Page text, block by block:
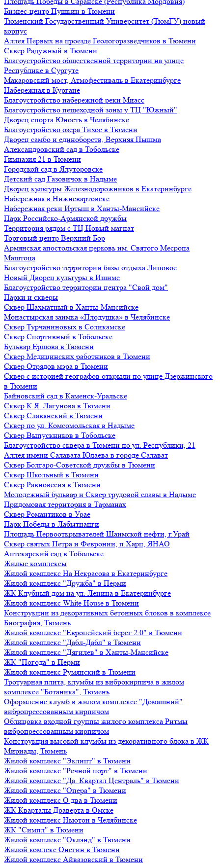
Бизнес-центр Пушкин в Тюмени
Тюменский Государственный Университет (ТюмГУ) новый
корпус
Аллея Первых на проезде Геологоразведчиков в Тюмени
Сквер Радужный в Тюмени
Благоустройство общественной территории на улице
Республике в Сургуте
Макаровский мост, Атмофестиваль в Екатеринбурге
Набережная в Кургане
Благоустройство набережной реки Миасс
Благоустройство пешеходной зоны у ТЦ "Южный"
Дворец спорта Юность в Челябинске
Благоустройство озера Тихое в Тюмени
Дворец самбо и единоборств, Верхняя Пышма
Александровский сад в Тобольске
Гимназия 21 в Тюмени
Городской сад в Ялуторовске
Детский сад Газовичок в Надыме
Дворец культуры Железнодорожников в Екатеринбурге
Набережная в Нижневартовске
Набережная реки Иртыш в Ханты-Мансийске
Парк Российско-Армянской дружбы
Территория рядом с ТЦ Новый магнат
Торговый центр Верхний Бор
Армянская апостольская церковь им. Святого Месропа
Маштоца
Благоустройство территории базы отдыха Липовое
Нoвый Двoрeц культуры в Ишимe
Благоустройство территории центра "Свой дом"
Парки и скверы
Сквер Шахматный в Ханты-Мансийске
Монастырская заимка «Плодушка» в Челябинске
Сквер Турчаниновых в Соликамске
Сквер Спортивный в Тобольске
Бульвар Ершова в Тюмени
Сквер Медицинских работников в Тюмени
Сквер Отрядов мэра в Тюмени
Сквер с историей географов открыли по улице Дзержинского
в Тюмени
Байновский сад в Каменск-Уральске
Сквер К.Я. Лагунова в Тюмени
Сквер Славянский в Тюмени
Сквер по ул. Комсомольская в Надыме
Сквер Выпускников в Тобольске
Благоустройство сквера в Тюмени по ул. Республики, 21
Аллея имени Салавата Юлаева в городе Салават
Сквер Болгаро-Советской дружбы в Тюмени
Сквер Школьный в Тюмени
Сквер Равновесия в Тюмени
Молодежный бульвар и Сквер трудовой славы в Надыме
Придомовая территория в Тарманах
Сквер Романтиков в Урае
Парк Победы в Лабытнанги
Площадь Первооткрывателей Шаимской нефти, г.Урай
Сквер святых Петра и Февронии, п.Харп, ЯНАО
Аптекарский сад в Тобольске
Жилые комплексы
Жилой комплекс На Некрасова в Екатеринбурге
Жилой комплекс "Дружба" в Перми
ЖК Клубный дом на ул. Ленина в Екатеринбурге
Жилой комплекс White House в Тюмени
Конструкции из декоративных бетонных блоков в комплексе
Биография, Тюмень
Жилой комплекс "Европейский берег 2.0" в Тюмени
Жилой комплекс "Дабл-Дабл" в Тюмени
Жилой комплекс "Дягилев" в Ханты-Мансийске
ЖК "Погода" в Перми
Жилой комплекс Румянский в Тюмени
Тротуарная плита, клумбы из виброкирпича в жилом
комплексе "Ботаника", Тюмень
Оформление клумб в жилом комплексе "Домашний"
вибропрессованным кирпичом
Облицовка входной группы жилого комплекса Ритмы
вибропрессованным кирпичом
Конструкция высокой клумбы из декоративного блока в ЖК
Мириады, Тюмень
Жилой комплекс "Эклипт" в Тюмени
Жилой комплекс "Речной порт" в Тюмени
Жилой комплекс "Да. Квартал Централь" в Тюмени
Жилой комплекс "Опера" в Тюмени
Жилой комплекс О два в Тюмени
ЖК Кварталы Драверта в Омске
Жилой комплекс Ньютон в Челябинске
ЖК "Симпл" в Тюмени
Жилой комплекс "Оклэнд" в Тюмени
Жилой комлекс Онегин в Тюмени
Жилой комплекс Айвазовский в Тюмени